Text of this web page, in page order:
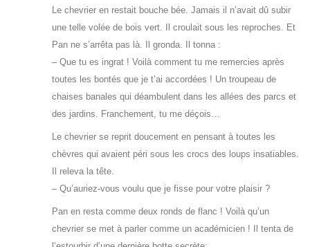
Le chevrier en restait bouche bée. Jamais il n’avait dû subir
une telle volée de bois vert. Il croulait sous les reproches. Et
Pan ne s’arrêta pas là. Il gronda. Il tonna :
– Que tu es ingrat ! Voilà comment tu me remercies après
toutes les bontés que je t’ai accordées ! Un troupeau de
chaises banales qui déambulent dans les allées des parcs et
des jardins. Franchement, tu me déçois…
Le chevrier se reprit doucement en pensant à toutes les
chèvres qui avaient péri sous les crocs des loups insatiables.
Il releva la tête.
– Qu’auriez-vous voulu que je fisse pour votre plaisir ?
Pan en resta comme deux ronds de flanc ! Voilà qu’un
chevrier se met à parler comme un académicien ! Il tenta de